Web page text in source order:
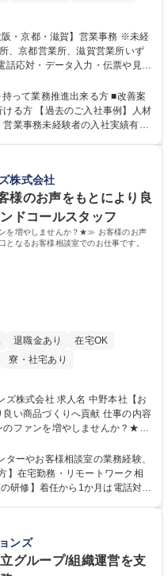
話応対・データ入力・伝票や見積
内で発生する事務業務や業務改
業務システムがきちんと構築さ
とができる環境です。また、
※未経験可
って業務推進出来る方 ■改善案
る方 【過去のご入社事例】人材
業事務未経験者の入社実績有
的なサポート、改善の動きも期
て、チームに貢献し、結果的に
す。平均19:30の退勤以降の業
ある働き方となります。 学
学力： 資格：
株式会社
様のお声をもとにより良
ドコールスタッフ
を増やしませんか？★≫ お客様のお声
となるお客様相談室でのお仕事です。
退職金あり
在宅OK
寮・社宅あり
名 中野本社【お
づくりへ貢献 仕事の内容
ファンを増やしませんか？★≫
していく上で、窓口となるお客
様からの声に迅速かつ誠意をも
内活動に反映しています。 【具
お客様
品づくりへ貢献
ーやお客様相談室の業務経験、
】在宅勤務・リモートワーク相
キリングループの広報機能を担
し、磨き上げたホスピタリティ
ら広報関連業務を行っておりま
ンズ
グループ/組織運営を支